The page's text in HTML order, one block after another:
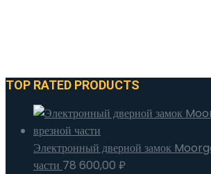
TOP RATED PRODUCTS
Электронный дверной замок
части 78 600,00 ₽